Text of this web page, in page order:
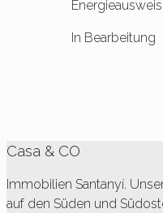
Energieausweis
In Bearbeitung
Casa & CO
Immobilien Santanyí.
auf den Süden und